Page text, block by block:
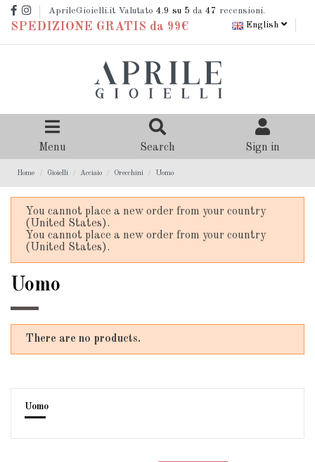
AprileGioielli.it Valutato 4.9 su 5 da 47 recensioni.
SPEDIZIONE GRATIS da 99€ English
Menu Search Sign in
Home Gioielli Acciaio Orecchini Uomo
You cannot place a new order from your country
(United States).
You cannot place a new order from your country
(United States).
Uomo
There are no products.
Uomo